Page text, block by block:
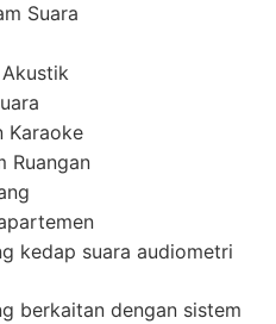
Suara
Karaoke
Ruangan
kedap suara audiometri
berkaitan dengan sistem